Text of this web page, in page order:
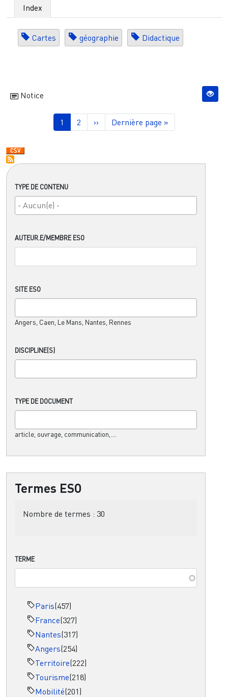
TYPE DE CONTENU
AUTEUR.E/MEMBRE ESO
SITE ESO
Angers, Caen, Le Mans, Nantes, Rennes
DISCIPLINE(S)
TYPE DE DOCUMENT
article, ouvrage, communication,....
Termes ESO
Nombre de termes : 30
TERME
Paris(457)
France(327)
Nantes(317)
Angers(254)
Territoire(222)
Tourisme(218)
Mobilité(201)
Index
Cartes géographie Didactique
Notice
Pagination
Page courante
1 Page
2 Page suivante
›› Dernière page
Dernière page »